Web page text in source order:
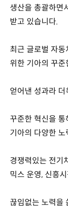
생산을 총괄하면
받고 있습니다.
최근 글로벌 자
위한 기아의 꾸
얻어낸 성과라
꾸준한 혁신을
기아의 다양한
경쟁력있는 전기
믹스 운영, 신흥
끊임없는 노력을